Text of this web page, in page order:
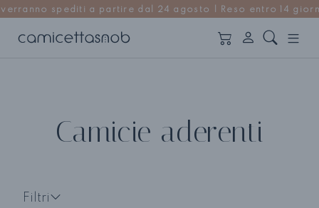
24 agosto | Reso entro 14 giorni
Camicie aderenti
Filtri